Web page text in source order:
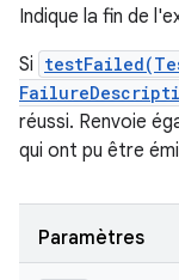
Indique la fin de
Si
réussi. Renvoie
qui ont pu être
Paramètres